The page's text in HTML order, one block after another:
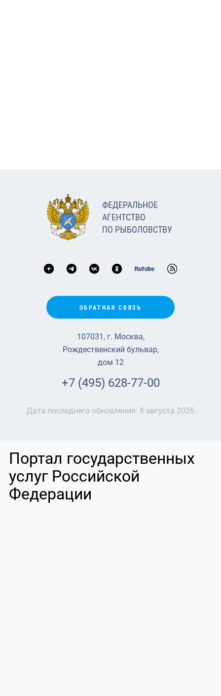
ФЕДЕРАЛЬНОЕ
АГЕНТСТВО
ПО РЫБОЛОВСТВУ
ОБРАТНАЯ СВЯЗЬ
107031, г. Москва,
Рождественский бульвар,
дом 12
+7 (495) 628-77-00
Дата последнего обновления: 8 августа 2026
Портал государственных
услуг Российской
Федерации